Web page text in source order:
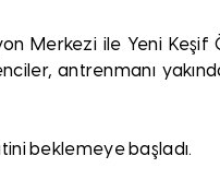
Merkezi ile Yeni
antrenmanı
beklemeye başladı.